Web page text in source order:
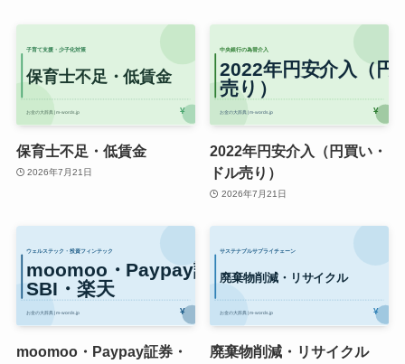
保育士不足・低賃金
2026年7月21日
2022年円安介入（円買い・
ドル売り）
2026年7月21日
moomoo・Paypay証券・
廃棄物削減・リサイクル